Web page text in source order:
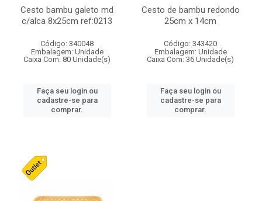
Cesto bambu galeto md
c/alca 8x25cm ref:0213
Código: 340048
Embalagem: Unidade
Caixa Com: 80 Unidade(s)
Faça seu login ou
cadastre-se para
comprar.
Cesto de bambu redondo
25cm x 14cm
Código: 343420
Embalagem: Unidade
Caixa Com: 36 Unidade(s)
Faça seu login ou
cadastre-se para
comprar.